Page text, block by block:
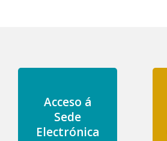
Acceso á
Sede
Electrónica